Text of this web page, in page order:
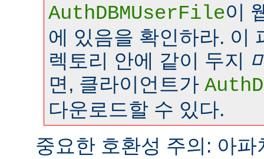
AuthDBMUserFile이
에 있음을 확인하라. 이
렉토리 안에 같이 두지
면, 클라이언트가
다운로드할 수 있다.
중요한 호환성 주의: 아